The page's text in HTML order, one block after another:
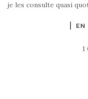
je les consulte quasi
EN
1